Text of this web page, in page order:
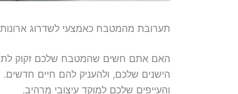
תערובת מהמטבח כאמצעי לשדרוג
האם אתם חשים שהמטבח שלכם זקוק
הישנים שלכם, ולהעניק להם חיים
והעייפים שלכם למוקד עיצובי מרהיב.